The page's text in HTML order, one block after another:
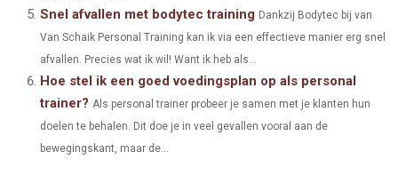
Snel afvallen met bodytec training Dankzij Bodytec bij van
Van Schaik Personal Training kan ik via een effectieve manier erg snel
afvallen. Precies wat ik wil! Want ik heb als...
Hoe stel ik een goed voedingsplan op als personal
trainer? Als personal trainer probeer je samen met je klanten hun
doelen te behalen. Dit doe je in veel gevallen vooral aan de
bewegingskant, maar de...